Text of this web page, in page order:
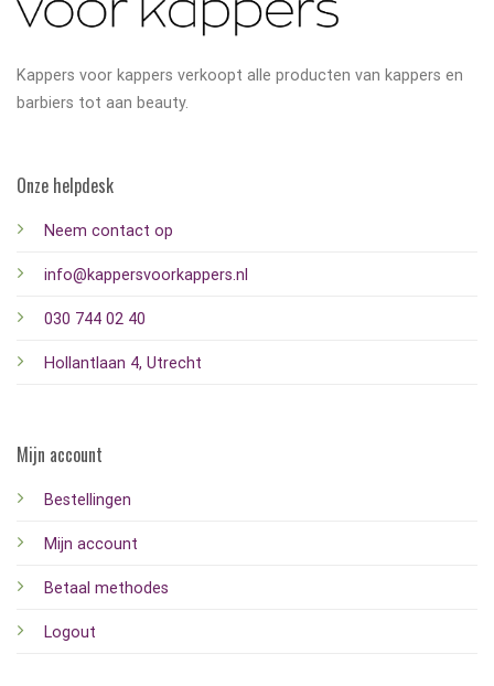
Kappers voor kappers verkoopt alle producten van kappers en
barbiers tot aan beauty.
Onze helpdesk
Neem contact op
info@kappersvoorkappers.nl
030 744 02 40
Hollantlaan 4, Utrecht
Mijn account
Bestellingen
Mijn account
Betaal methodes
Logout